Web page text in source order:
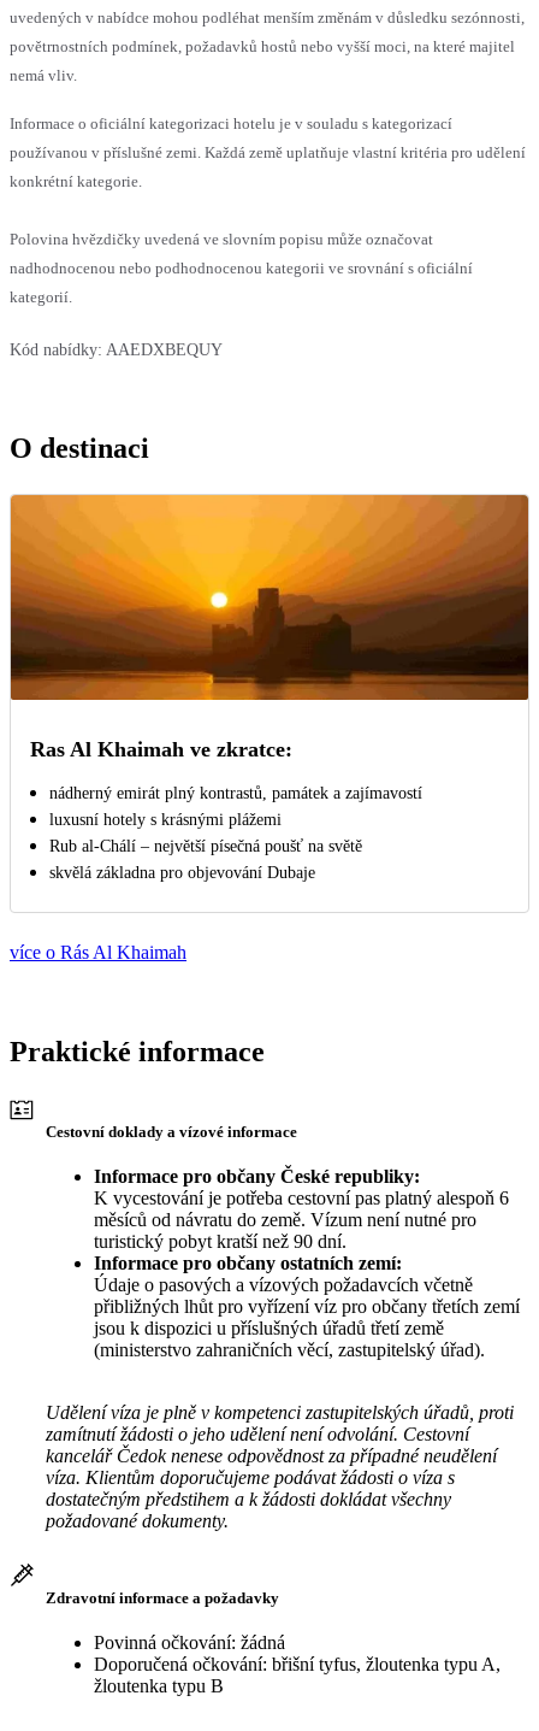
uvedených v nabídce mohou podléhat menším změnám v důsledku sezónnosti,
povětrnostních podmínek, požadavků hostů nebo vyšší moci, na které majitel
nemá vliv.
Informace o oficiální kategorizaci hotelu je v souladu s kategorizací
používanou v příslušné zemi. Každá země uplatňuje vlastní kritéria pro udělení
konkrétní kategorie.
Polovina hvězdičky uvedená ve slovním popisu může označovat
nadhodnocenou nebo podhodnocenou kategorii ve srovnání s oficiální
kategorií.
Kód nabídky: AAEDXBEQUY
O destinaci
Ras Al Khaimah ve zkratce:
nádherný emirát plný kontrastů, památek a zajímavostí
luxusní hotely s krásnými plážemi
Rub al-Chálí – největší písečná poušť na světě
skvělá základna pro objevování Dubaje
více o Rás Al Khaimah
Praktické informace
Cestovní doklady a vízové informace
Informace pro občany České republiky:
K vycestování je potřeba cestovní pas platný alespoň 6
měsíců od návratu do země. Vízum není nutné pro
turistický pobyt kratší než 90 dní.
Informace pro občany ostatních zemí:
Údaje o pasových a vízových požadavcích včetně
přibližných lhůt pro vyřízení víz pro občany třetích zemí
jsou k dispozici u příslušných úřadů třetí země
(ministerstvo zahraničních věcí, zastupitelský úřad).
Udělení víza je plně v kompetenci zastupitelských úřadů, proti
zamítnutí žádosti o jeho udělení není odvolání. Cestovní
kancelář Čedok nenese odpovědnost za případné neudělení
víza. Klientům doporučujeme podávat žádosti o víza s
dostatečným předstihem a k žádosti dokládat všechny
požadované dokumenty.
Zdravotní informace a požadavky
Povinná očkování: žádná
Doporučená očkování: břišní tyfus, žloutenka typu A,
žloutenka typu B